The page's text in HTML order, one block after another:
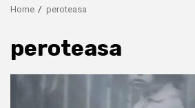
Home peroteasa
peroteasa